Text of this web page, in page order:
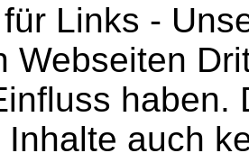
Links -
Webseiten
haben.
Inhalte auch